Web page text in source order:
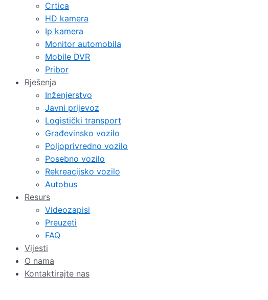
Crtica
HD kamera
Ip kamera
Monitor automobila
Mobile DVR
Pribor
Rješenja
Inženjerstvo
Javni prijevoz
Logistički transport
Građevinsko vozilo
Poljoprivredno vozilo
Posebno vozilo
Rekreacijsko vozilo
Autobus
Resurs
Videozapisi
Preuzeti
FAQ
Vijesti
O nama
Kontaktirajte nas